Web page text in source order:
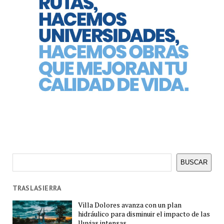
BUSCAR
TRASLASIERRA
Villa Dolores avanza con un plan
hidráulico para disminuir el impacto de las